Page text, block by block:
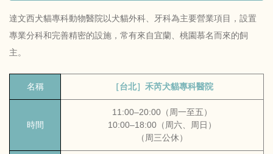
達文西犬貓專科動物醫院以犬貓外科、牙科為主要營業項目，設置
專業分科和完善精密的設施，常有來自宜蘭、桃園慕名而來的飼
主。
名稱 ［台北］禾芮犬貓專科醫院
時間
11:00–20:00（周一至五）
10:00–18:00（周六、周日）
（周三公休）